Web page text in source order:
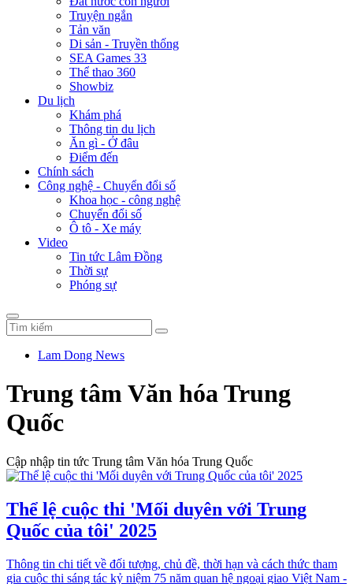
Truyện ngắn
Tản văn
Di sản - Truyền thống
SEA Games 33
Thể thao 360
Showbiz
Du lịch
Khám phá
Thông tin du lịch
Ăn gì - Ở đâu
Điểm đến
Chính sách
Công nghệ - Chuyển đổi số
Khoa học - công nghệ
Chuyển đổi số
Ô tô - Xe máy
Video
Tin tức Lâm Đồng
Thời sự
Phóng sự
Lam Dong News
Trung tâm Văn hóa Trung
Quốc
Cập nhập tin tức Trung tâm Văn hóa Trung Quốc
Thể lệ cuộc thi 'Mối duyên với Trung
Quốc của tôi' 2025
Thông tin chi tiết về đối tượng, chủ đề, thời hạn và cách thức tham
gia cuộc thi sáng tác kỷ niệm 75 năm quan hệ ngoại giao Việt Nam -